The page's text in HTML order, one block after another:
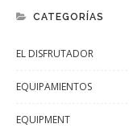
CATEGORÍAS
EL DISFRUTADOR
EQUIPAMIENTOS
EQUIPMENT